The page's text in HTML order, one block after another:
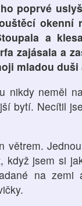
poprvé
okenní
a
zajásala a
mladou
nikdy neměl
bytí. Necítil
větrem.
jsem si
na